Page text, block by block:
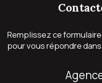
Remplissez ce
pour vous répondre